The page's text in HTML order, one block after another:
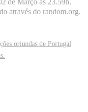
de Março às 23.59h.
através do random.org.
oriundas de Portugal